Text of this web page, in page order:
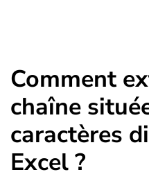
Comment
chaîne
caractères
Excel ?